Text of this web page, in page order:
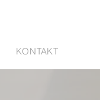
KONTAKT